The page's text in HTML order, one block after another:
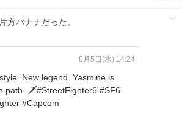
方バナナだった。
8月5日(水) 14:24
legend. Yasmine is
path. 🗡️#StreetFighter6 #SF6
#Capcom